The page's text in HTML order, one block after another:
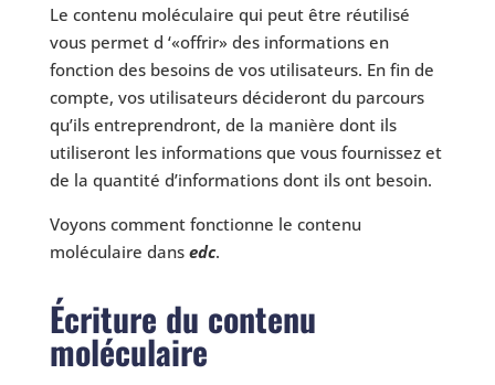
Le contenu moléculaire qui peut être réutilisé
vous permet d ‘«offrir» des informations en
fonction des besoins de vos utilisateurs. En fin de
compte, vos utilisateurs décideront du parcours
qu’ils entreprendront, de la manière dont ils
utiliseront les informations que vous fournissez et
de la quantité d’informations dont ils ont besoin.
Voyons comment fonctionne le contenu
moléculaire dans edc.
Écriture du contenu
moléculaire